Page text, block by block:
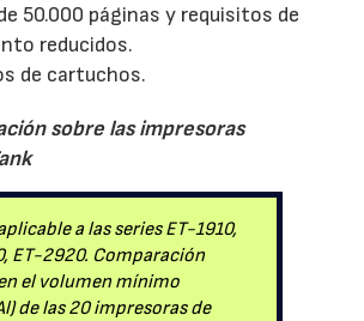
50.000 páginas y requisitos de
reducidos.
de cartuchos.
sobre las impresoras
a las series ET-1910,
ET-2920. Comparación
el volumen mínimo
de las 20 impresoras de